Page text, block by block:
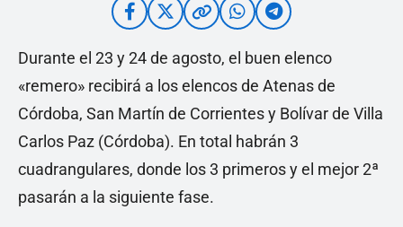
Durante el 23 y 24 de agosto, el buen elenco
«remero» recibirá a los elencos de Atenas de
Córdoba, San Martín de Corrientes y Bolívar de Villa
Carlos Paz (Córdoba). En total habrán 3
cuadrangulares, donde los 3 primeros y el mejor 2ª
pasarán a la siguiente fase.